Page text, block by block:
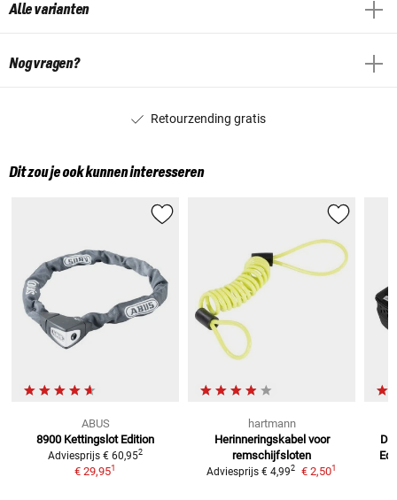
Alle varianten
Nog vragen?
Retourzending gratis
Dit zou je ook kunnen interesseren
ABUS
8900 Kettingslot Edition
Adviesprijs € 60,952
€ 29,951
hartmann
Herinneringskabel voor
remschijfsloten
Adviesprijs € 4,992 € 2,501